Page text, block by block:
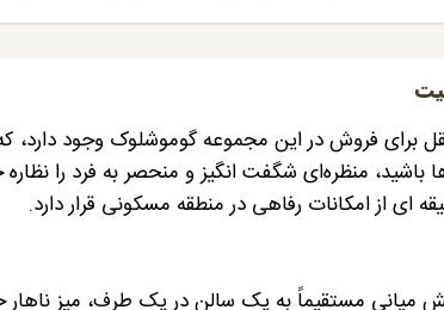
برای فروش در این مجموعه گوموشلوک وجود دارد،
باشید، منظره‌ای شگفت انگیز و منحصر به فرد را
ای از امکانات رفاهی در منطقه مسکونی قرار دارد.
میانی مستقیماً به یک سالن در یک طرف، میز